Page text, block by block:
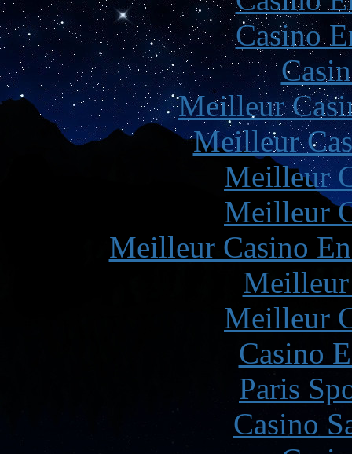
Casino
Meilleur
Meilleur
Meilleur
Meilleur
Meilleur Casino
Meilleur
Meilleur
Casino
Paris
Casino